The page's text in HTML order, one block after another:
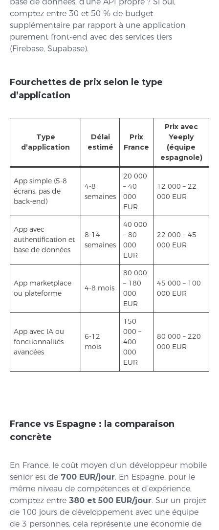
comptez entre 30 et 50 % de budget
supplémentaire par rapport à une application
purement front-end avec des services tiers
(Firebase, Supabase).
Fourchettes de prix selon le type
d’application
Type
d’application
Délai
estimé
Prix
France
Prix avec
Yeeply
(équipe
espagnole)
App simple (5-8
écrans, pas de
back-end)
4-8
semaines
20 000
– 40
000
EUR
12 000 – 22
000 EUR
App avec
authentification et
base de données
8-14
semaines
40 000
– 80
000
EUR
22 000 – 45
000 EUR
App marketplace
ou plateforme
4-8 mois
80 000
– 180
000
EUR
45 000 – 100
000 EUR
App avec IA ou
fonctionnalités
avancées
6-12
mois
150
000 –
400
000
EUR
80 000 – 220
000 EUR
France vs Espagne : la comparaison
concrète
En France, le coût moyen d’un développeur mobile
senior est de 700 EUR/jour. En Espagne, pour le
même niveau de compétences et d’expérience,
comptez entre 380 et 500 EUR/jour. Sur un projet
de 100 jours de développement avec une équipe
de 3 personnes, cela représente une économie de